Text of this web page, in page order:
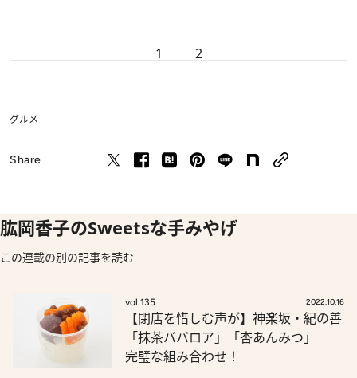
1 2
グルメ
Share
肱岡香子のSweetsな手みやげ
この連載の別の記事を読む
vol.135 2022.10.16
【閉店を惜しむ声が】神楽坂・紀の善
「抹茶ババロア」「杏あんみつ」
完璧な組み合わせ！